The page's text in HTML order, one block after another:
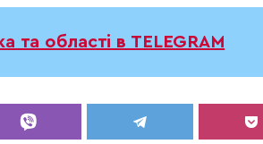
та області в TELEGRAM